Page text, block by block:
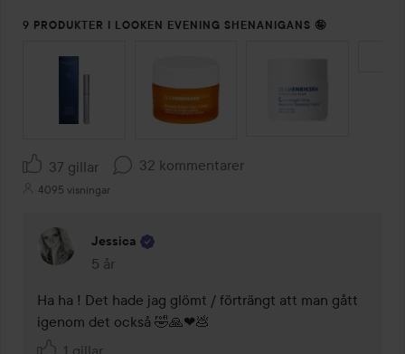
9 PRODUKTER I LOOKEN EVENING SHENANIGANS 🤪
37 gillar 32 kommentarer
4095 visningar
Jessica
5 år
Kommentaren lades 5 år
Ha ha ! Det hade jag glömt / förträngt att man gått
igenom det också 🤣🙏❤💩
1 gillar